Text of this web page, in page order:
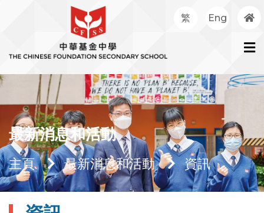
繁 Eng
最新消息和活動
主頁 最新消息和活動 資訊